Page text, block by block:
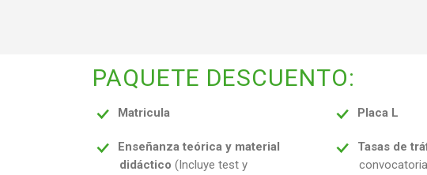
PAQUETE DESCUENTO:
Matricula
Enseñanza teórica y material
didáctico (Incluye test y
Placa L
Tasas de